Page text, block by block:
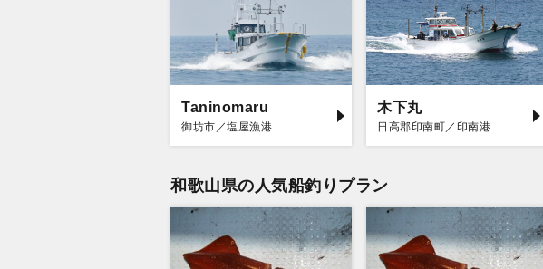
Taninomaru
御坊市／塩屋漁港
木下丸
日高郡印南町／印南港
和歌山県の人気船釣りプラン